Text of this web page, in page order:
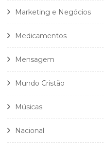
Marketing e Negócios
Medicamentos
Mensagem
Mundo Cristão
Músicas
Nacional